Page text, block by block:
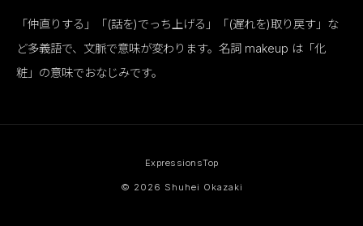
「仲直りする」「(話を)でっち上げる」「(遅れを)取り戻す」な
ど多義語で、文脈で意味が変わります。名詞 makeup は「化
粧」の意味でおなじみです。
ExpressionsTop
© 2026 Shuhei Okazaki